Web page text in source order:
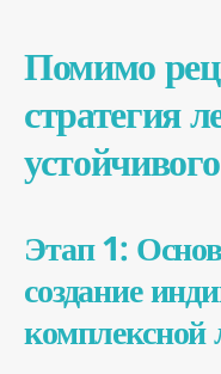
Помимо
стратегия
Этап 1:
создание
комплексной